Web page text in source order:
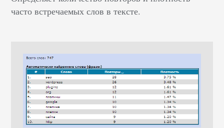
часто встречаемых слов в тексте.